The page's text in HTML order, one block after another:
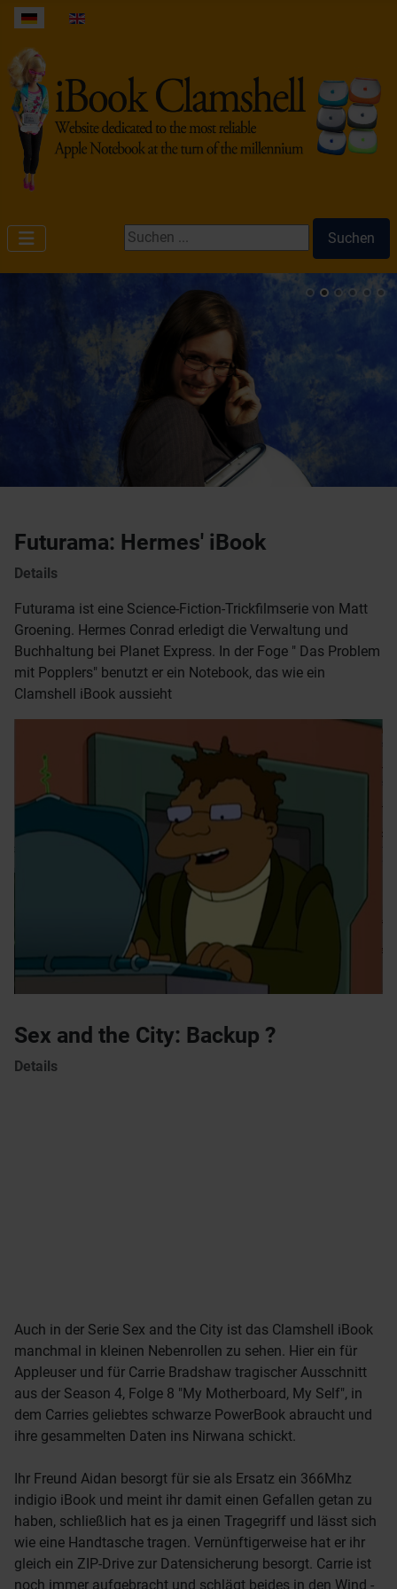
Sprache auswählen
Suchen ...
Suchen
Futurama: Hermes' iBook
Details
Futurama ist eine Science-Fiction-Trickfilmserie von Matt
Groening. Hermes Conrad erledigt die Verwaltung und
Buchhaltung bei Planet Express. In der Foge " Das Problem
mit Popplers" benutzt er ein Notebook, das wie ein
Clamshell iBook aussieht
Sex and the City: Backup ?
Details
Auch in der Serie Sex and the City ist das Clamshell iBook
manchmal in kleinen Nebenrollen zu sehen. Hier ein für
Appleuser und für Carrie Bradshaw tragischer Ausschnitt
aus der Season 4, Folge 8 "My Motherboard, My Self", in
dem Carries geliebtes schwarze PowerBook abraucht und
ihre gesammelten Daten ins Nirwana schickt.
Ihr Freund Aidan besorgt für sie als Ersatz ein 366Mhz
indigio iBook und meint ihr damit einen Gefallen getan zu
haben, schließlich hat es ja einen Tragegriff und lässt sich
wie eine Handtasche tragen. Vernünftigerweise hat er ihr
gleich ein ZIP-Drive zur Datensicherung besorgt. Carrie ist
noch immer aufgebracht und schlägt beides in den Wind -